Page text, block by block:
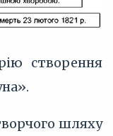
створення
шляху